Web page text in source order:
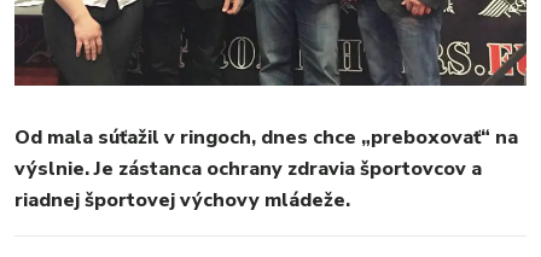
MESTO
Od mala súťažil v ringoch, dnes chce „preboxovať“ na
výslnie. Je zástanca ochrany zdravia športovcov a
riadnej športovej výchovy mládeže.